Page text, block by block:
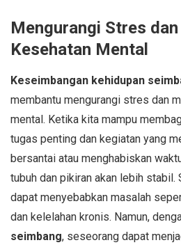
Mengurangi Stres
Kesehatan Mental
Keseimbangan kehidupan
membantu mengurangi stres dan
mental. Ketika kita mampu
tugas penting dan kegiatan yang
bersantai atau menghabiskan
tubuh dan pikiran akan lebih stabil.
dapat menyebabkan masalah
dan kelelahan kronis. Namun,
seimbang, seseorang dapat